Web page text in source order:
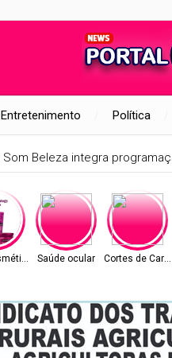
Entretenimento Política
Som Beleza integra
Saúde ocular Cortes de Carne